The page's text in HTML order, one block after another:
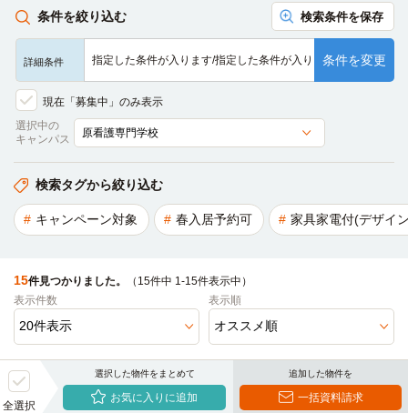
条件を絞り込む 検索条件を保存
詳細条件 指定した条件が入ります/指定した条件が入ります/指定した条…
条件を変更
現在「募集中」のみ表示
選択中の
キャンパス
検索タグから絞り込む
キャンペーン対象 春入居予約可 家具家電付(デザイ
15件見つかりました。
（15件中 1-15件表示中）
表示件数
表示順
全選択
選択した物件をまとめて
お気に入りに追加
追加した物件を
一括資料請求